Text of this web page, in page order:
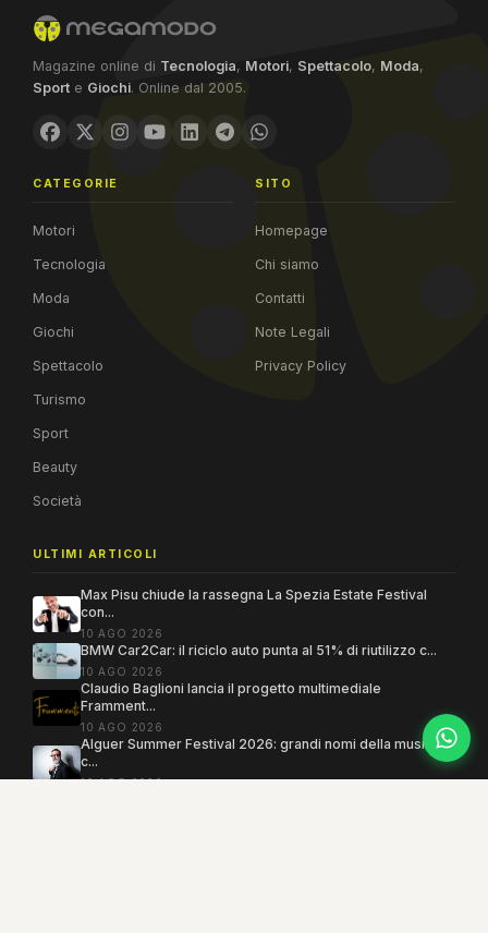
Magazine online di Tecnologia, Motori, Spettacolo, Moda,
Sport e Giochi. Online dal 2005.
CATEGORIE
Motori
Tecnologia
Moda
Giochi
Spettacolo
Turismo
Sport
Beauty
Società
SITO
Homepage
Chi siamo
Contatti
Note Legali
Privacy Policy
ULTIMI ARTICOLI
Max Pisu chiude la rassegna La Spezia Estate Festival
con...
10 AGO 2026
BMW Car2Car: il riciclo auto punta al 51% di riutilizzo c...
10 AGO 2026
Claudio Baglioni lancia il progetto multimediale
Framment...
10 AGO 2026
Alguer Summer Festival 2026: grandi nomi della musica e
c...
10 AGO 2026